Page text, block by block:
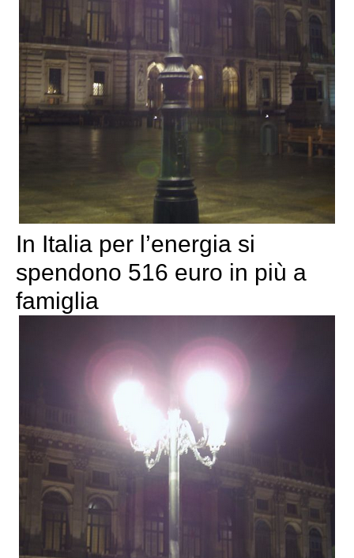
In Italia per l’energia si
spendono 516 euro in più a
famiglia